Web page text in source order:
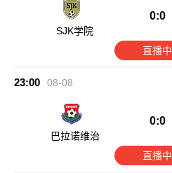
SJK学院
0:0
直播中
23:00 08-08
巴拉诺维治
0:0
直播中